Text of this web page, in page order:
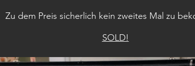
Zu dem Preis sicherlich kein zweites Mal zu
SOLD!